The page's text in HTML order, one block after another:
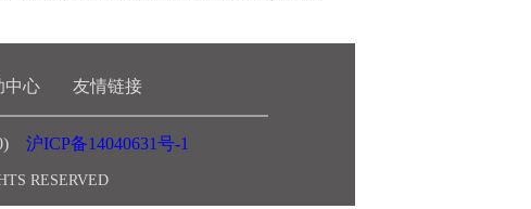
中心 友情链接
沪ICP备14040631号-1
RESERVED